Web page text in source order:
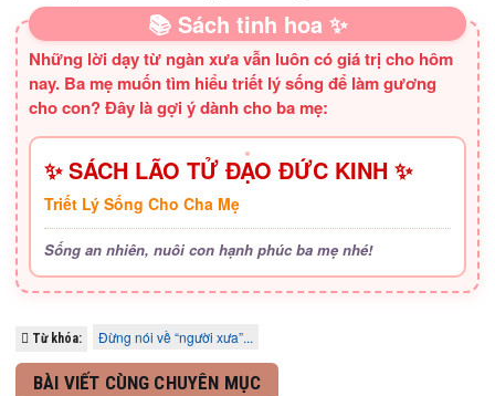
📚 Sách tinh hoa ✨
Những lời dạy từ ngàn xưa vẫn luôn có giá trị cho hôm
nay. Ba mẹ muốn tìm hiểu triết lý sống để làm gương
cho con? Đây là gợi ý dành cho ba mẹ:
✨ SÁCH LÃO TỬ ĐẠO ĐỨC KINH ✨
Triết Lý Sống Cho Cha Mẹ
Sống an nhiên, nuôi con hạnh phúc ba mẹ nhé!
Từ khóa: Đừng nói về “người xưa”...
BÀI VIẾT CÙNG CHUYÊN MỤC